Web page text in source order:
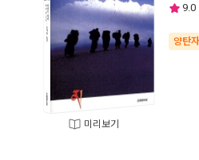
미리보기
9.0
양탄